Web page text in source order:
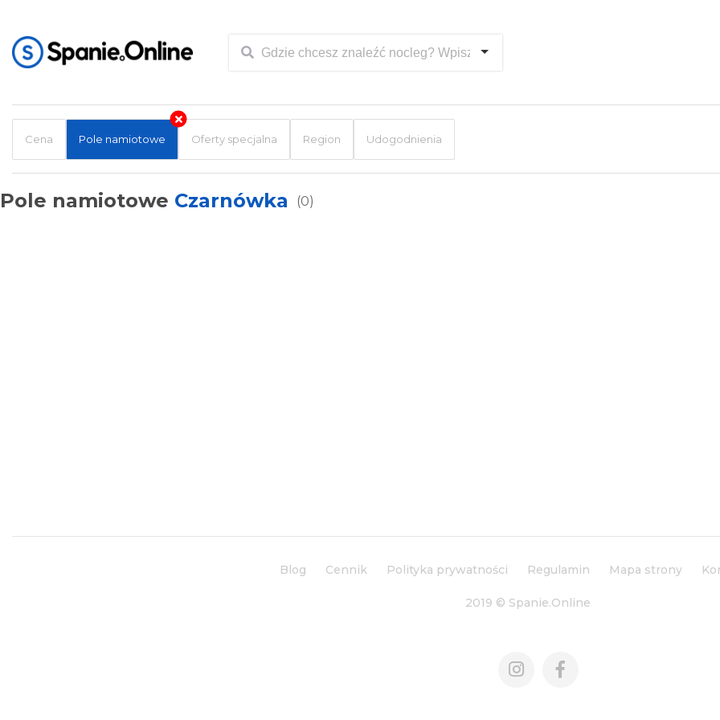
Cena Pole namiotowe Oferty specjalna Region Udogodnienia
Pole namiotowe Czarnówka (0)
Blog Cennik Polityka prywatności Regulamin Mapa strony
2019 © Spanie.Online